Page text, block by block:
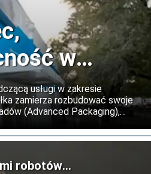
w
usługi w zakresie
zamierza rozbudować swoje
(Advanced Packaging),
Micross.
robotów